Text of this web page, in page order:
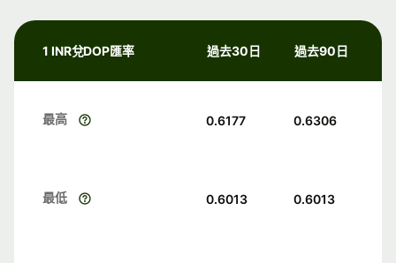
1 INR兌DOP匯率 過去30日 過去90日
最高 0.6177 0.6306
最低 0.6013 0.6013